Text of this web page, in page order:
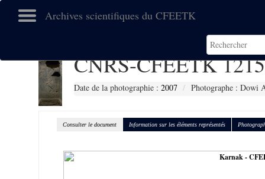
Archives scientifiques du CFEETK
CNRS-CFEETK
Date de la photographie : 2007 Photographe : Dowi
Consulter le document Information sur les éléments représentés